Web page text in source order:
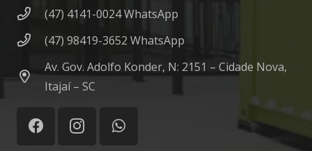
(47) 4141-0024 WhatsApp
(47) 98419-3652 WhatsApp
Av. Gov. Adolfo Konder, N: 2151 – Cidade Nova,
Itajaí – SC